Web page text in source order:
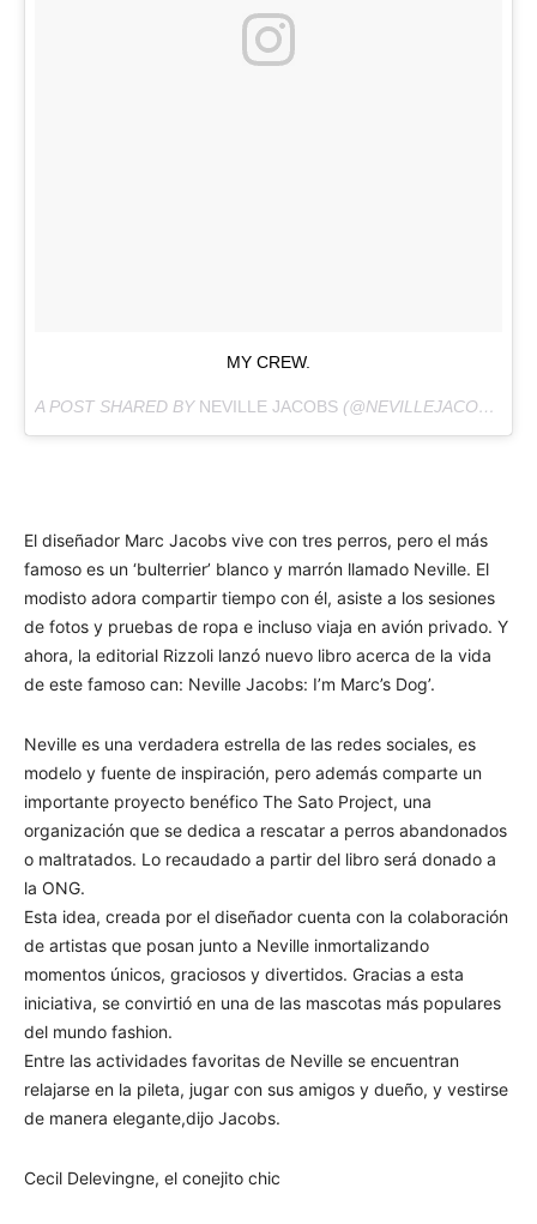
MY CREW.
A POST SHARED BY NEVILLE JACOBS (@NEVILLEJACOBS) ON
El diseñador Marc Jacobs vive con tres perros, pero el más
famoso es un ‘bulterrier’ blanco y marrón llamado Neville. El
modisto adora compartir tiempo con él, asiste a los sesiones
de fotos y pruebas de ropa e incluso viaja en avión privado. Y
ahora, la editorial Rizzoli lanzó nuevo libro acerca de la vida
de este famoso can: Neville Jacobs: I’m Marc’s Dog’.
Neville es una verdadera estrella de las redes sociales, es
modelo y fuente de inspiración, pero además comparte un
importante proyecto benéfico The Sato Project, una
organización que se dedica a rescatar a perros abandonados
o maltratados. Lo recaudado a partir del libro será donado a
la ONG.
Esta idea, creada por el diseñador cuenta con la colaboración
de artistas que posan junto a Neville inmortalizando
momentos únicos, graciosos y divertidos. Gracias a esta
iniciativa, se convirtió en una de las mascotas más populares
del mundo fashion.
Entre las actividades favoritas de Neville se encuentran
relajarse en la pileta, jugar con sus amigos y dueño, y vestirse
de manera elegante,dijo Jacobs.
Cecil Delevingne, el conejito chic